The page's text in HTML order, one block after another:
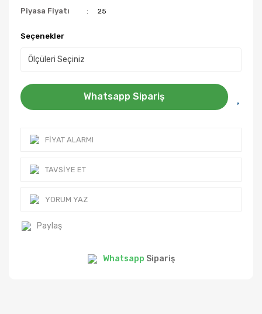
Piyasa Fiyatı 25
Seçenekler
Whatsapp Sipariş
FIYAT ALARMI
TAVSIYE ET
YORUM YAZ
Paylaş
Whatsapp Sipariş